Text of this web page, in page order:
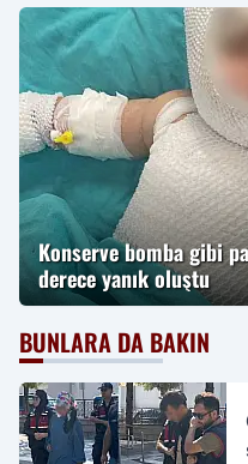
Konserve bomba gibi
derece yanık oluştu
BUNLARA DA BAKIN